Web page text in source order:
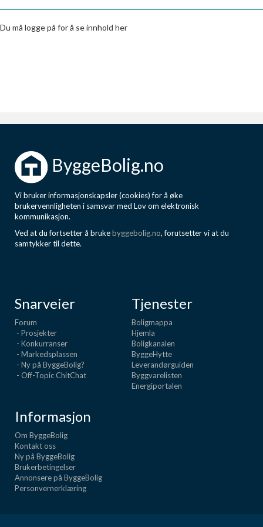
Boligmappa+
Få mer ut av Boligmappa
Du må logge på for å se innhold her
ByggeBolig.no
Vi bruker informasjonskapsler (cookies) for å øke
brukervennligheten i samsvar med Lov om elektronisk
kommunikasjon.
Ved at du fortsetter å brukebyggebolig.no, forutsetter vi at du
samtykker til dette.
Snarveier
Forum
- Prosjekter
- Konkurranser
- Markedsplassen
- Ny på ByggeBolig?
- Off-Topic ChitChat
Tjenester
Boligmappa
Hjemla
Boligkanalen
ByggeHytte
Leverandørguiden
Byggvarelisten
Energiportalen
Informasjon
Om ByggeBolig
Kontakt oss
Ny på ByggeBolig
Brukerbetingelser
Annonsere på ByggeBolig
Personvernerklæring